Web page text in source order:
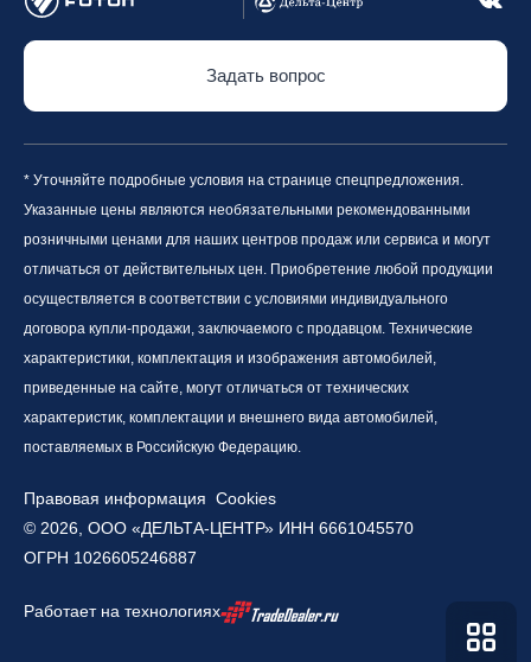
Задать вопрос
* Уточняйте подробные условия на странице спецпредложения.
Указанные цены являются необязательными рекомендованными
розничными ценами для наших центров продаж или сервиса и могут
отличаться от действительных цен. Приобретение любой продукции
осуществляется в соответствии с условиями индивидуального
договора купли-продажи, заключаемого с продавцом. Технические
характеристики, комплектация и изображения автомобилей,
приведенные на сайте, могут отличаться от технических
характеристик, комплектации и внешнего вида автомобилей,
поставляемых в Российскую Федерацию.
© 2026, ООО «ДЕЛЬТА-ЦЕНТР» ИНН 6661045570
ОГРН 1026605246887
Правовая информация Cookies
Работает на технологиях